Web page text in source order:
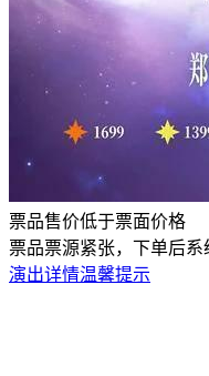
票品售价低于票面价格
票品票源紧张，下单后
演出详情温馨提示